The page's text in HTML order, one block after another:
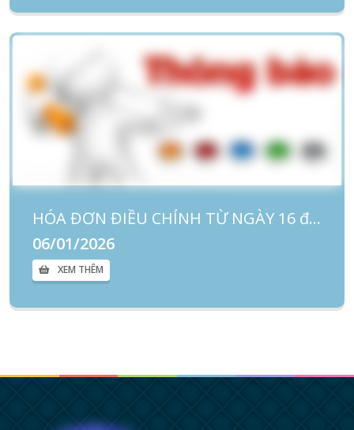
HÓA ĐƠN ĐIỀU CHỈNH TỪ NGÀY 16 đến ngày 31/12/2025
06/01/2026
XEM THÊM